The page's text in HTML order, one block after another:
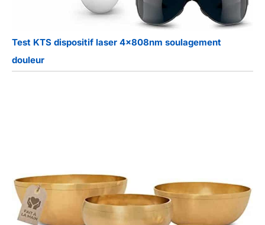
Test KTS dispositif laser 4x808nm soulagement
douleur